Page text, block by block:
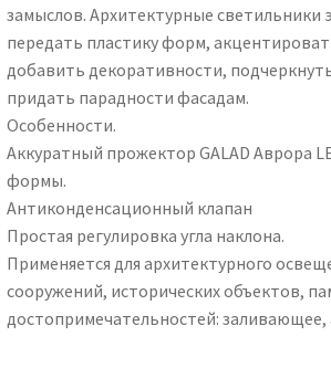
замыслов. Архитектурные светильники
передать пластику форм,
добавить декоративности,
придать парадности фасадам.
Особенности.
Аккуратный прожектор GALAD Аврора
формы.
Антиконденсационный клапан
Простая регулировка угла наклона.
Применяется для архитектурного
сооружений, исторических объектов,
достопримечательностей: заливающее,